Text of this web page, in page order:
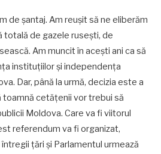
de șantaj. Am reușit să ne eliberăm
de gazele rusești, de
Am muncit în acești ani ca să
instituțiilor și independența
Dar, până la urmă, decizia este a
toamnă cetățenii vor trebui să
Moldova. Care va fi viitorul
referendum va fi organizat,
țări și Parlamentul urmează